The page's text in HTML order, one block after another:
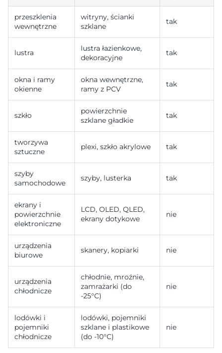
przeszklenia
wewnętrzne
witryny, ścianki
szklane
tak
lustra
lustra łazienkowe,
dekoracyjne
tak
okna i ramy
okienne
okna wewnętrzne,
ramy z PCV
tak
szkło
powierzchnie
szklane gładkie
tak
tworzywa
sztuczne
plexi, szkło akrylowe tak
szyby
samochodowe
szyby, lusterka tak
ekrany i
powierzchnie
elektroniczne
LCD, OLED, QLED,
ekrany dotykowe
nie
urządzenia
biurowe
skanery, kopiarki nie
urządzenia
chłodnicze
chłodnie, mroźnie,
zamrażarki (do
-25°C)
nie
lodówki i
pojemniki
chłodnicze
lodówki, pojemniki
szklane i plastikowe
(do -10°C)
nie